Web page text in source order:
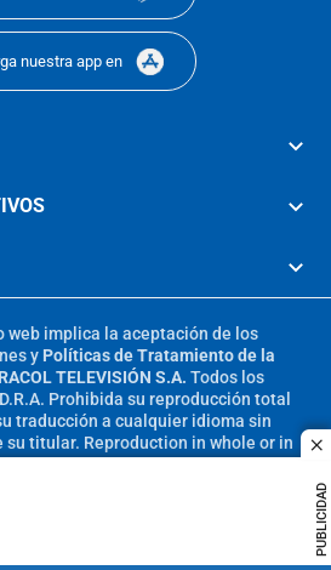
PUBLICIDAD
nuestra app en
web implica la aceptación de los
y Políticas de Tratamiento de la
TELEVISIÓN S.A. Todos los
Prohibida su reproducción total
traducción a cualquier idioma sin
titular. Reproduction in whole or in